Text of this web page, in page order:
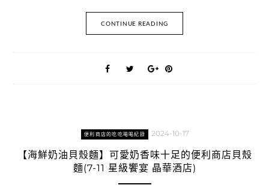
CONTINUE READING
便利商店的吃吃喝喝紀錄 2024-10-17
【海鮮奶油貝殼麵】可愛奶香味十足的便利商店貝殼
麵(7-11 星級饗宴 晶華酒店)